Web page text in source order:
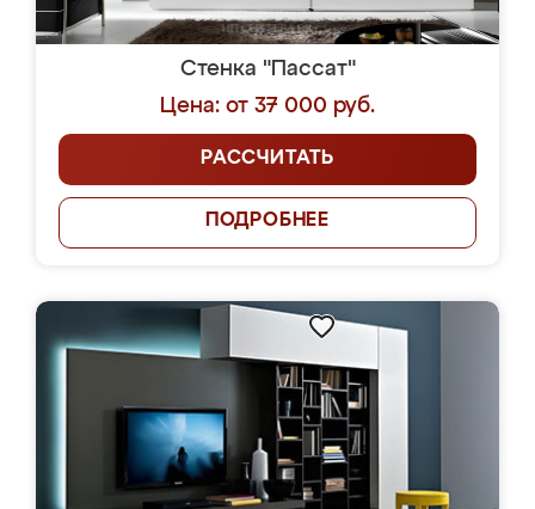
Стенка "Пассат"
Цена: от 37 000 руб.
РАССЧИТАТЬ
ПОДРОБНЕЕ